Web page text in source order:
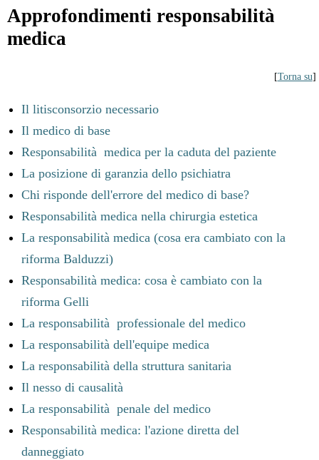
Approfondimenti responsabilità
medica
[Torna su]
Il litisconsorzio necessario
Il medico di base
Responsabilità medica per la caduta del paziente
La posizione di garanzia dello psichiatra
Chi risponde dell'errore del medico di base?
Responsabilità medica nella chirurgia estetica
La responsabilità medica (cosa era cambiato con la
riforma Balduzzi)
Responsabilità medica: cosa è cambiato con la
riforma Gelli
La responsabilità professionale del medico
La responsabilità dell'equipe medica
La responsabilità della struttura sanitaria
Il nesso di causalità
La responsabilità penale del medico
Responsabilità medica: l'azione diretta del
danneggiato